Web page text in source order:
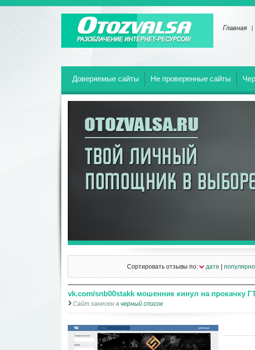
Главная
Доверяемые сайты Не проверенные сайты
Сортировать отзывы по: дате |
vk.com/snb00stakk мошенник кинул на прокачку
Сайт занесен в черный список